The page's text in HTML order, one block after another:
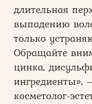
длительная
выпадению
только
Обращайте
цинка,
ингредиенты»,
косметолог-